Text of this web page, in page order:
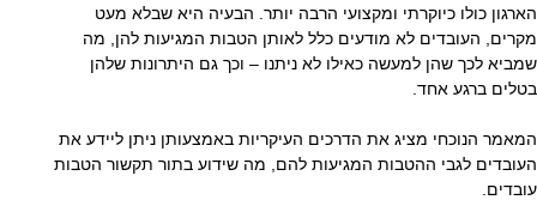
הארגון כולו כיוקרתי ומקצועי הרבה יותר. הבעיה היא שבלא מעט
מקרים, העובדים לא מודעים כלל לאותן הטבות המגיעות להן, מה
שמביא לכך שהן למעשה כאילו לא ניתנו – וכך גם היתרונות שלהן
בטלים ברגע אחד.
המאמר הנוכחי מציג את הדרכים העיקריות באמצעותן ניתן ליידע את
העובדים לגבי ההטבות המגיעות להם, מה שידוע בתור תקשור הטבות
עובדים.